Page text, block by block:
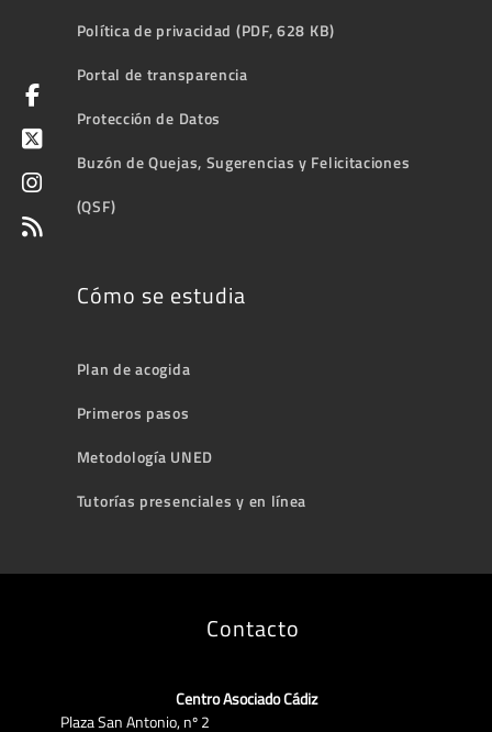
Política de privacidad (PDF, 628 KB)
Portal de transparencia
Protección de Datos
Buzón de Quejas, Sugerencias y Felicitaciones
(QSF)
Cómo se estudia
Plan de acogida
Primeros pasos
Metodología UNED
Tutorías presenciales y en línea
Contacto
Centro Asociado Cádiz
Plaza San Antonio, nº 2